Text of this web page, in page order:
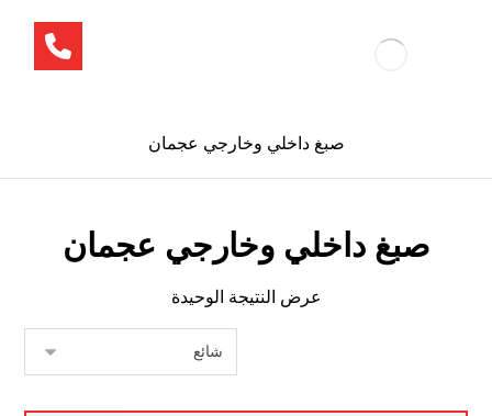
صبغ داخلي وخارجي عجمان
صبغ داخلي وخارجي عجمان
عرض النتيجة الوحيدة